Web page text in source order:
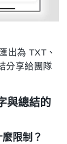
出為 TXT、
分享給團隊
與總結的
限制？